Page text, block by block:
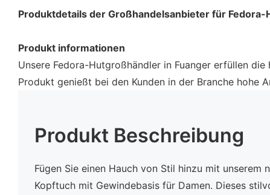
Produktdetails der Großhandelsanbieter für Fedora-
Produkt informationen
Unsere Fedora-Hutgroßhändler in Fuanger erfüllen
Produkt genießt bei den Kunden in der Branche hohe
Produkt Beschreibung
Fügen Sie einen Hauch von Stil hinzu mit unserem
Kopftuch mit Gewindebasis für Damen. Dieses